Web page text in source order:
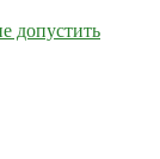
допустить